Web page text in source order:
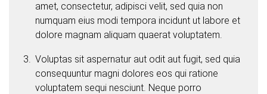
amet, consectetur, adipisci velit, sed quia non
numquam eius modi tempora incidunt ut labore et
dolore magnam aliquam quaerat voluptatem.
Voluptas sit aspernatur aut odit aut fugit, sed quia
consequuntur magni dolores eos qui ratione
voluptatem sequi nesciunt. Neque porro